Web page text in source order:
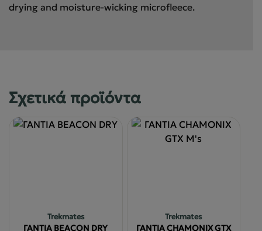
drying and moisture-wicking microfleece.
Σχετικά προϊόντα
Trekmates
ΓΑΝΤΙΑ BEACON DRY
Trekmates
ΓΑΝΤΙΑ CHAMONIX GTX